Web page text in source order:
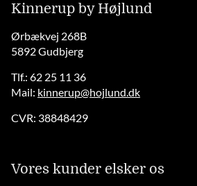
Kinnerup by Højlund
Ørbækvej 268B
5892 Gudbjerg
Tlf.: 62 25 11 36
Mail: kinnerup@hojlund.dk
CVR: 38848429
Vores kunder elsker os